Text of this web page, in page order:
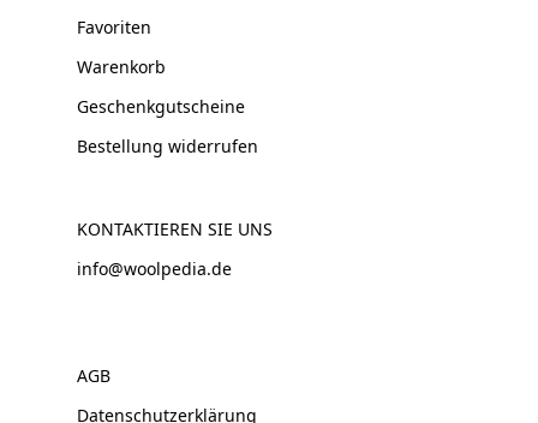
Favoriten
Warenkorb
Geschenkgutscheine
Bestellung widerrufen
KONTAKTIEREN SIE UNS
info@woolpedia.de
AGB
Datenschutzerklärung